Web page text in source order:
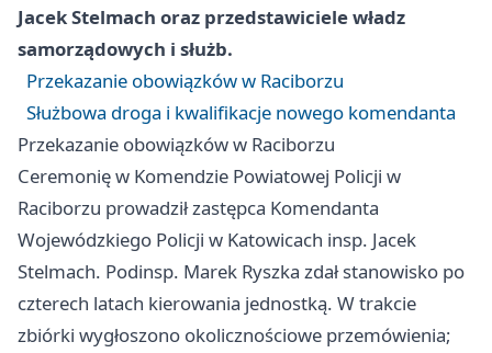
Jacek Stelmach oraz przedstawiciele władz
samorządowych i służb.
Przekazanie obowiązków w Raciborzu
Służbowa droga i kwalifikacje nowego komendanta
Przekazanie obowiązków w Raciborzu
Ceremonię w Komendzie Powiatowej Policji w
Raciborzu prowadził zastępca Komendanta
Wojewódzkiego Policji w Katowicach insp. Jacek
Stelmach. Podinsp. Marek Ryszka zdał stanowisko po
czterech latach kierowania jednostką. W trakcie
zbiórki wygłoszono okolicznościowe przemówienia;